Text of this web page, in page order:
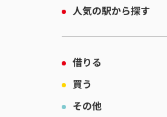
人気の駅から探す
借りる
買う
その他